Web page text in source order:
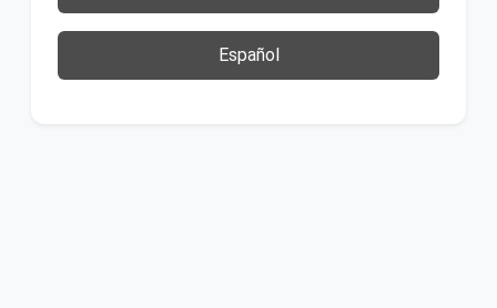
Español